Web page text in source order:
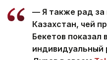
— Я также рад
Казахстан, чей
Бекетов показал
индивидуальный